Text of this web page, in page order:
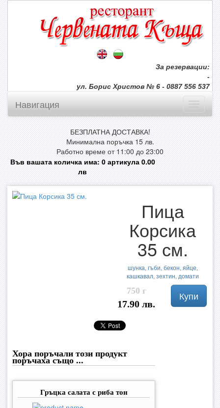
За резервации:
-
ул. Борис Христов № 6 - 0887 556 537
Навигация
БЕЗПЛАТНА ДОСТАВКА!
Минимална поръчка 15 лв.
Работно време от 11:00 до 23:00
Във вашата количка има:0артикула0.00
лв
Пица
Корсика
35 см.
шунка, гъби, бекон, яйце,
кашкавал, зехтин, домати
750 г
17.90 лв.
Купи
Хора поръчали този продукт
поръчаха също ...
Гръцка салата с риба тон